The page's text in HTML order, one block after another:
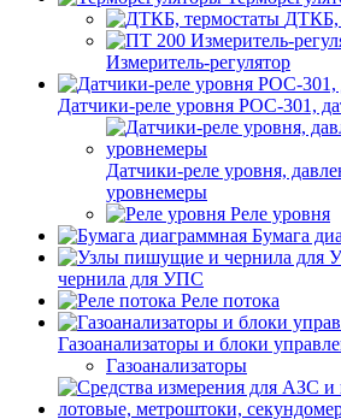
ДТКБ,
Измеритель-регулятор
Датчики-реле уровня РОС-301,
Датчики-реле уровня,
уровнемеры
Реле уровня
Бумага
чернила для УПС
Реле потока
Газоанализаторы и блоки
Газоанализаторы